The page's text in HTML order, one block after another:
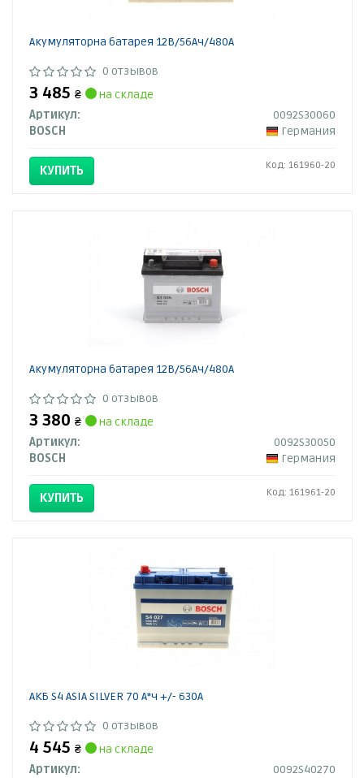
Акумуляторна батарея 12В/56Ач/480А
0 отзывов
3 485 ₴
на складе
Артикул:
0092S30060
BOSCH
Германия
КУПИТЬ Код: 161960-20
Акумуляторна батарея 12В/56Ач/480А
0 отзывов
3 380 ₴
на складе
Артикул:
0092S30050
BOSCH
Германия
КУПИТЬ Код: 161961-20
АКБ S4 ASIA SILVER 70 А*ч +/- 630A
0 отзывов
4 545 ₴
на складе
Артикул:
0092S40270